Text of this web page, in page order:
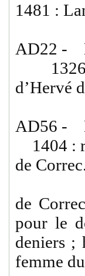
1481 :
AD22 -
d’Hervé
AD56 -
1404 :
de
de
pour le
deniers ;
femme